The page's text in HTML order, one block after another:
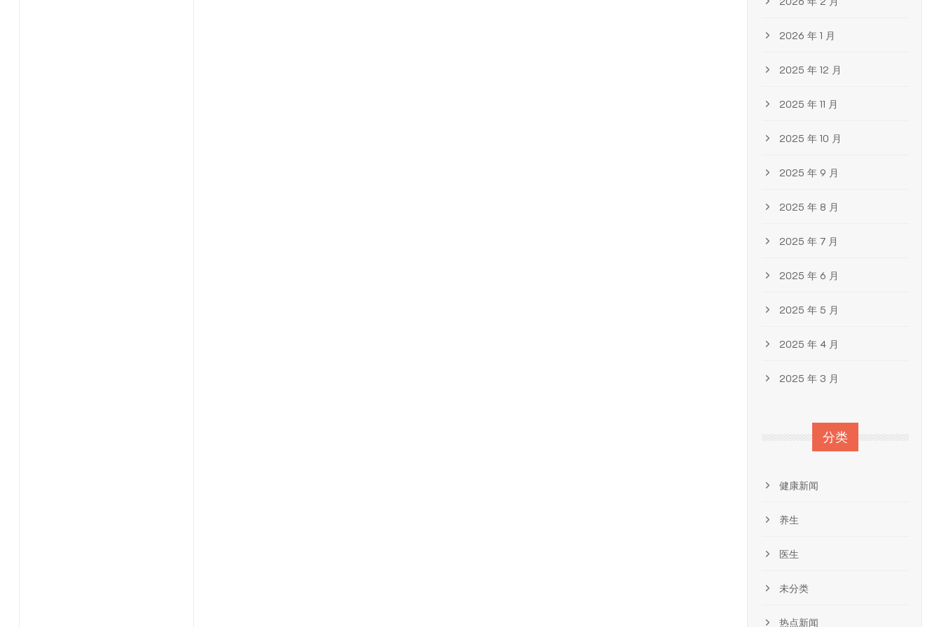
2026 年 1 月
2025 年 12 月
2025 年 11 月
2025 年 10 月
2025 年 9 月
2025 年 8 月
2025 年 7 月
2025 年 6 月
2025 年 5 月
2025 年 4 月
2025 年 3 月
分类
健康新闻
养生
医生
未分类
热点新闻